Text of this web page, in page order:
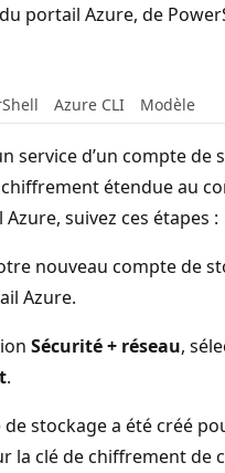
portail Azure, de
Azure CLI Modèle
service d’un compte de
étendue au
suivez ces étapes :
nouveau compte de
Azure.
Sécurité + réseau,
.
de stockage a été créé
la clé de chiffrement de